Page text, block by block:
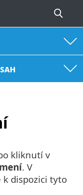
kliknutí v
. V
k dispozici tyto